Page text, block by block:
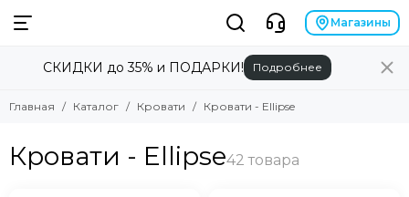
Смотреть все товары
Детские кроватки качалка-колесо
Магазины
СКИДКИ до 35% и ПОДАРКИ! Подробнее
Главная Каталог Кровати Кровати - Ellipse
Кровати - Ellipse